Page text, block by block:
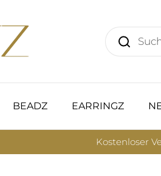
BEADZ EARRINGZ
Kostenloser